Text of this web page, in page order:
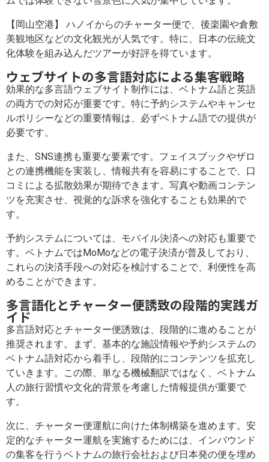
【岡山空港】 ハノイからのチャーター便で、後楽園や倉敷
美観地区などの文化観光が人気です。特に、日本の伝統文
化体験を組み込んだツアーが好評を得ています。
ウェブサイトの多言語対応による集客戦略
効果的な多言語ウェブサイト制作には、ベトナム語と英語
の両方での対応が重要です。特に予約システムやキャンセ
ルポリシーなどの重要情報は、必ずベトナム語での提供が
必要です。
また、SNS連携も重要な要素です。フェイスブックやザロ
との連携機能を実装し、情報共有を容易にすることで、口
コミによる拡散効果が期待できます。写真や動画コンテン
ツを充実させ、視覚的な訴求を強化することも効果的で
す。
予約システムについては、モバイル決済への対応も重要で
す。ベトナムではMoMoなどの電子決済が普及しており、
これらの決済手段への対応を検討することで、利便性を高
めることができます。
多言語化とチャーター便誘致の段階的実践ガ
イド
多言語対応とチャーター便誘致は、段階的に進めることが
推奨されます。まず、基本的な施設情報や予約システムの
ベトナム語対応から着手し、段階的にコンテンツを拡充し
ていきます。この際、単なる機械翻訳ではなく、ベトナム
人の旅行習慣や文化的背景を考慮した情報提供が重要で
す。
次に、チャーター便運航に向けた体制構築を進めます。安
定的なチャーター運航を実施するためには、インバウンド
の集客を行うベトナムの旅行会社および日本発の便を埋め